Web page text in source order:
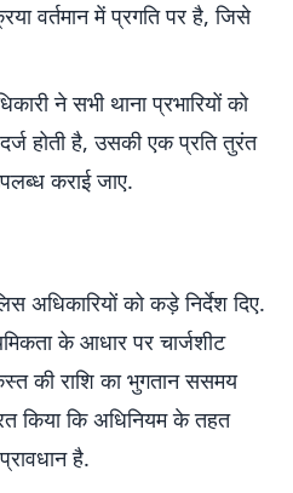
वर्तमान में प्रगति पर है, जिसे
ने सभी थाना प्रभारियों को
होती है, उसकी एक प्रति तुरंत
कराई जाए.
अधिकारियों को कड़े निर्देश दिए.
के आधार पर चार्जशीट
की राशि का भुगतान ससमय
किया कि अधिनियम के तहत
है.